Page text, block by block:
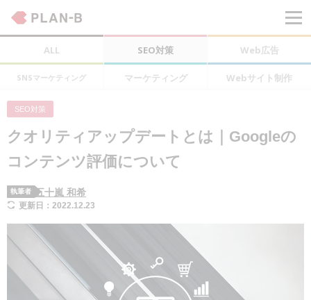
ALL SEO対策 Web広告
SNSマーケティング マーケティング Webサイト制作
SEO対策
クオリティアップデートとは｜Googleの
コンテンツ評価について
執筆者 五十嵐 和希
更新日：2022.12.23